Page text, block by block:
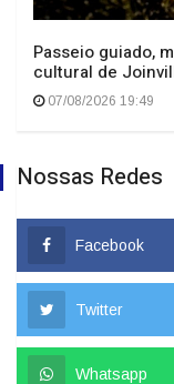
Passeio guiado,
cultural de
07/08/2026 19:49
Nossas Redes
Facebook
Twitter
Whatsapp